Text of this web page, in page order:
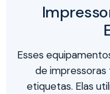
Esses
de
etiquetas. Elas